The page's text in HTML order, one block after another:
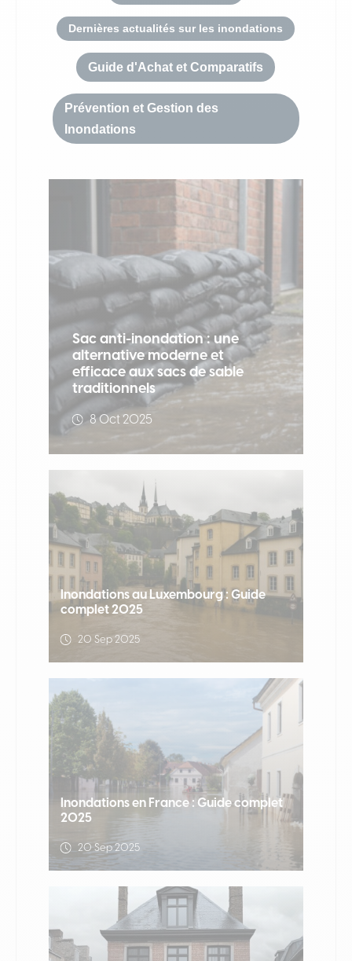
Dernières actualités sur les inondations
Guide d'Achat et Comparatifs
Prévention et Gestion des
Inondations
Sac anti-inondation : une
alternative moderne et
efficace aux sacs de sable
traditionnels
8 Oct 2025
Inondations au Luxembourg : Guide
complet 2025
20 Sep 2025
Inondations en France : Guide complet
2025
20 Sep 2025